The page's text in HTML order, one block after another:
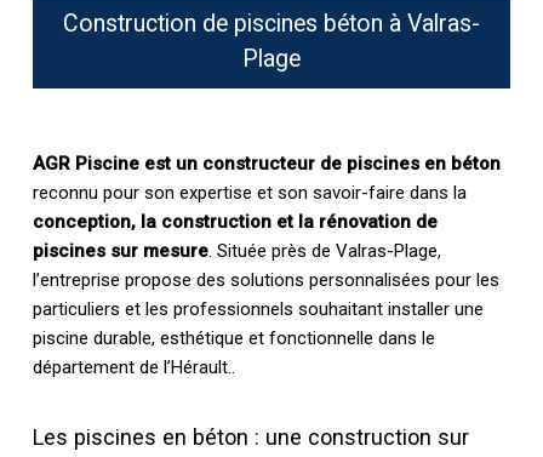
Construction de piscines béton à Valras-
Plage
AGR Piscine est un constructeur de piscines en béton
reconnu pour son expertise et son savoir-faire dans la
conception, la construction et la rénovation de
piscines sur mesure. Située près de Valras-Plage,
l’entreprise propose des solutions personnalisées pour les
particuliers et les professionnels souhaitant installer une
piscine durable, esthétique et fonctionnelle dans le
département de l’Hérault..
Les piscines en béton : une construction sur